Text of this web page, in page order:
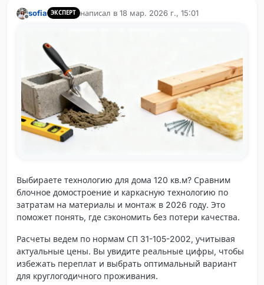
Не в сети
sofia ЭКСПЕРТ написал в 18 мар. 2026 г., 15:01
отредактировано
Выбираете технологию для дома 120 кв.м? Сравним
блочное домостроение и каркасную технологию по
затратам на материалы и монтаж в 2026 году. Это
поможет понять, где сэкономить без потери качества.
Расчеты ведем по нормам СП 31-105-2002, учитывая
актуальные цены. Вы увидите реальные цифры, чтобы
избежать переплат и выбрать оптимальный вариант
для круглогодичного проживания.